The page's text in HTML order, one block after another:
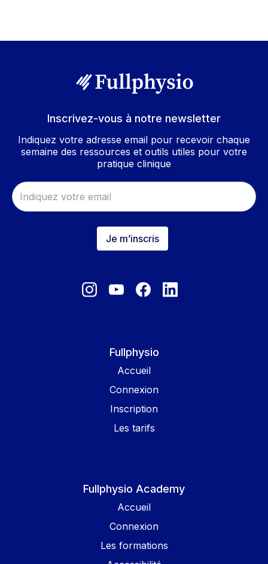
Inscrivez-vous à notre newsletter
Indiquez votre adresse email pour recevoir chaque
semaine des ressources et outils utiles pour votre
pratique clinique
Fullphysio
Accueil
Connexion
Inscription
Les tarifs
Fullphysio Academy
Accueil
Connexion
Les formations